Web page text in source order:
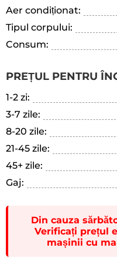
Aer condiționat:
Tipul corpului:
Consum:
PREȚUL PENTRU
1-2 zi:
3-7 zile:
8-20 zile:
21-45 zile:
45+ zile:
Gaj:
Din cauza
Verificați prețul
mașinii cu